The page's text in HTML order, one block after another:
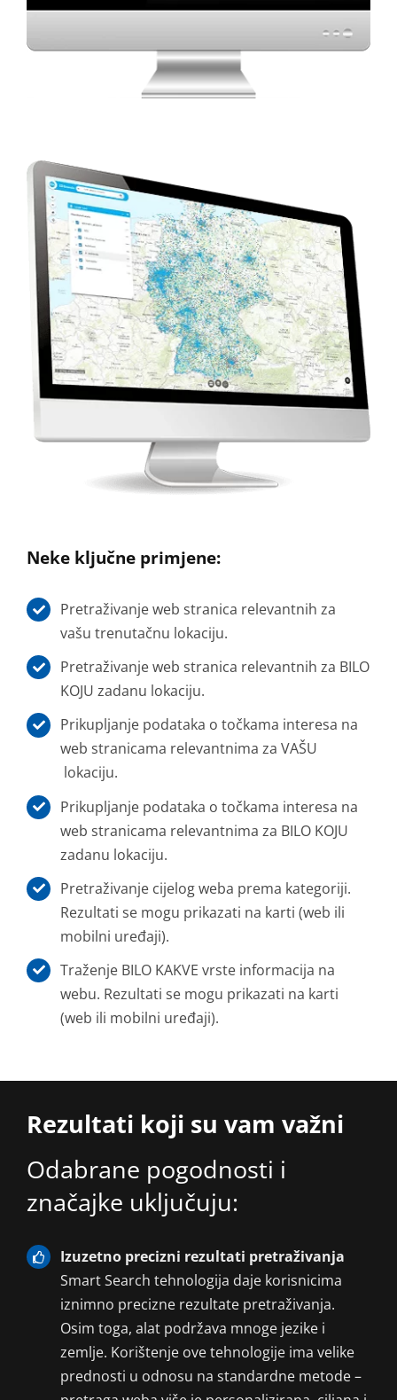
Neke ključne primjene:
Pretraživanje web stranica relevantnih za
vašu trenutačnu lokaciju.
Pretraživanje web stranica relevantnih za BILO
KOJU zadanu lokaciju.
Prikupljanje podataka o točkama interesa na
web stranicama relevantnima za VAŠU
lokaciju.
Prikupljanje podataka o točkama interesa na
web stranicama relevantnima za BILO KOJU
zadanu lokaciju.
Pretraživanje cijelog weba prema kategoriji.
Rezultati se mogu prikazati na karti (web ili
mobilni uređaji).
Traženje BILO KAKVE vrste informacija na
webu. Rezultati se mogu prikazati na karti
(web ili mobilni uređaji).
Rezultati koji su vam važni
Odabrane pogodnosti i
značajke uključuju:
Izuzetno precizni rezultati pretraživanja
Smart Search tehnologija daje korisnicima
iznimno precizne rezultate pretraživanja.
Osim toga, alat podržava mnoge jezike i
zemlje. Korištenje ove tehnologije ima velike
prednosti u odnosu na standardne metode –